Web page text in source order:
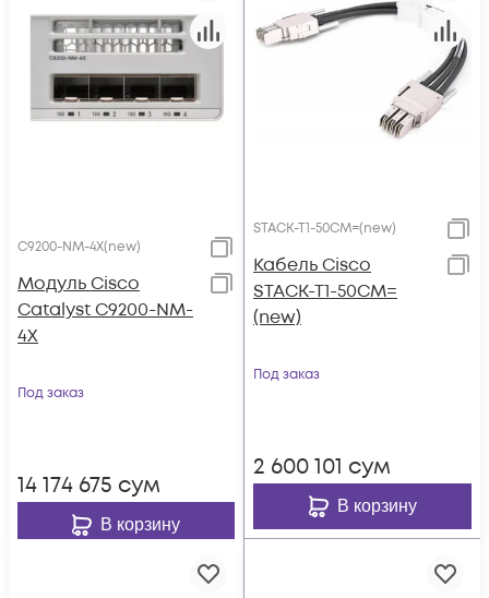
C9200-NM-4X(new)
Модуль Cisco
Catalyst C9200-NM-
4X
Под заказ
14 174 675 сум
В корзину
STACK-T1-50CM=(new)
Кабель Cisco
STACK-T1-50CM=
(new)
Под заказ
2 600 101 сум
В корзину